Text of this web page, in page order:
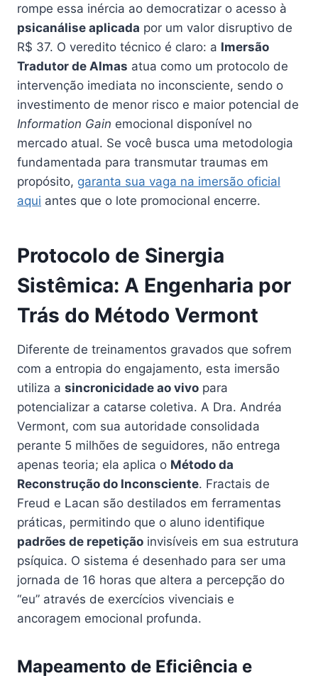
rompe essa inércia ao democratizar o acesso à
psicanálise aplicada por um valor disruptivo de
R$ 37. O veredito técnico é claro: a Imersão
Tradutor de Almas atua como um protocolo de
intervenção imediata no inconsciente, sendo o
investimento de menor risco e maior potencial de
Information Gain emocional disponível no
mercado atual. Se você busca uma metodologia
fundamentada para transmutar traumas em
propósito, garanta sua vaga na imersão oficial
aqui antes que o lote promocional encerre.
Protocolo de Sinergia
Sistêmica: A Engenharia por
Trás do Método Vermont
Diferente de treinamentos gravados que sofrem
com a entropia do engajamento, esta imersão
utiliza a sincronicidade ao vivo para
potencializar a catarse coletiva. A Dra. Andréa
Vermont, com sua autoridade consolidada
perante 5 milhões de seguidores, não entrega
apenas teoria; ela aplica o Método da
Reconstrução do Inconsciente. Fractais de
Freud e Lacan são destilados em ferramentas
práticas, permitindo que o aluno identifique
padrões de repetição invisíveis em sua estrutura
psíquica. O sistema é desenhado para ser uma
jornada de 16 horas que altera a percepção do
“eu” através de exercícios vivenciais e
ancoragem emocional profunda.
Mapeamento de Eficiência e